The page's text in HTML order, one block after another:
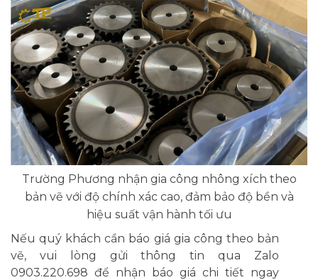
Trường Phương nhận gia công nhông xích theo
bản vẽ với độ chính xác cao, đảm bảo độ bền và
hiệu suất vận hành tối ưu
Nếu quý khách cần báo giá gia công theo bản
vẽ, vui lòng gửi thông tin qua Zalo
0903.220.698 để nhận báo giá chi tiết ngay